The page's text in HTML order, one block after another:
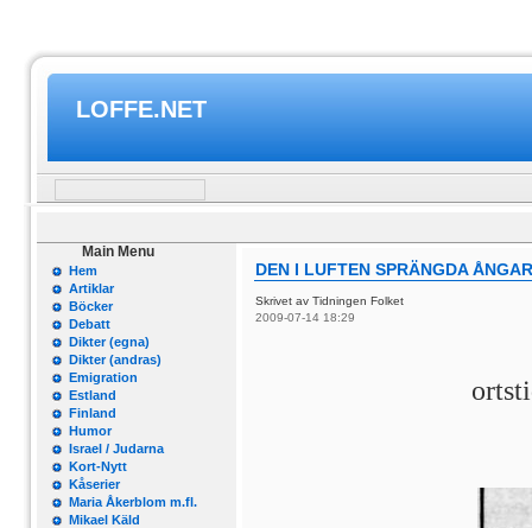
LOFFE.NET
Main Menu
Hem
Artiklar
Böcker
Debatt
Dikter (egna)
Dikter (andras)
Emigration
Estland
Finland
Humor
Israel / Judarna
Kort-Nytt
Kåserier
Maria Åkerblom m.fl.
Mikael Käld
DEN I LUFTEN SPRÄNGDA
Skrivet av Tidningen Folket
2009-07-14 18:29